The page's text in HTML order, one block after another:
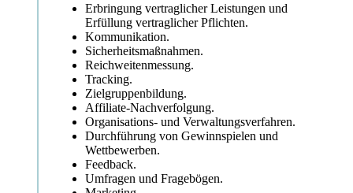
Erbringung vertraglicher Leistungen und
Erfüllung vertraglicher Pflichten.
Kommunikation.
Sicherheitsmaßnahmen.
Reichweitenmessung.
Tracking.
Zielgruppenbildung.
Affiliate-Nachverfolgung.
Organisations- und Verwaltungsverfahren.
Durchführung von Gewinnspielen und
Wettbewerben.
Feedback.
Umfragen und Fragebögen.